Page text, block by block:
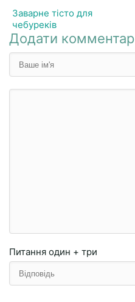
Заварне тісто для
чебуреків
Додати комментар
Питання один + три